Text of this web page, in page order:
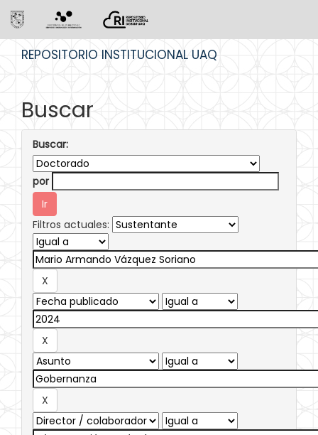
REPOSITORIO INSTITUCIONAL UAQ
Buscar
Buscar:
por
Filtros actuales: